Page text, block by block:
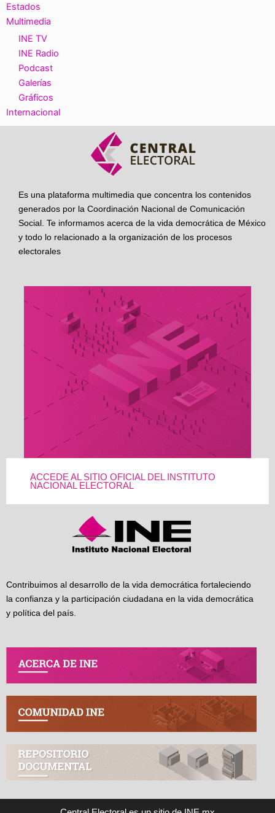
Estados
Multimedia
INE TV
INE Radio
Podcast
Galerías
Gráficos
Internacional
Es una plataforma multimedia que concentra los contenidos
generados por la Coordinación Nacional de Comunicación
Social. Te informamos acerca de la vida democrática de México
y todo lo relacionado a la organización de los procesos
electorales
ACCEDE AL SITIO OFICIAL DEL INSTITUTO
NACIONAL ELECTORAL
Contribuimos al desarrollo de la vida democrática fortaleciendo
la confianza y la participación ciudadana en la vida democrática
y política del país.